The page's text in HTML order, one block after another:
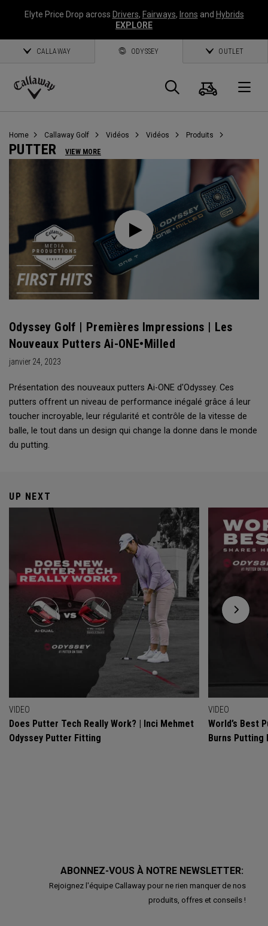
Elyte Price Drop across Drivers, Fairways, Irons and Hybrids
EXPLORE
CALLAWAY ODYSSEY OUTLET
Callaway
Panier
Home Callaway Golf Vidéos Vidéos Produits
PUTTER VIEW MORE
Odyssey Golf | Premières Impressions | Les
Nouveaux Putters Ai-ONE•Milled
janvier 24, 2023
Présentation des nouveaux putters Ai-ONE d'Odyssey. Ces
putters offrent un niveau de performance inégalé grâce á leur
toucher incroyable, leur régularité et contrôle de la vitesse de
balle, le tout dans un design qui change la donne dans le monde
du putting.
UP NEXT
VIDEO
Does Putter Tech Really Work? | Inci Mehmet
Odyssey Putter Fitting
VIDEO
World’s Best
Burns Putting
ABONNEZ-VOUS À NOTRE NEWSLETTER:
Rejoignez l'équipe Callaway pour ne rien manquer de nos
produits, offres et conseils !